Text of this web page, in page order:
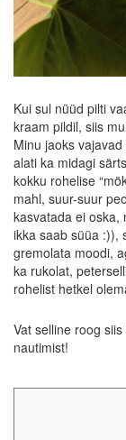
Kui sul nüüd pilti
kraam pildil, siis
Minu jaoks
alati ka midagi
kokku rohelise
mahl, suur-suur
kasvatada ei oska,
ikka saab süüa :)),
gremolata moodi,
ka rukolat,
rohelist hetkel
Vat selline roog
nautimist!